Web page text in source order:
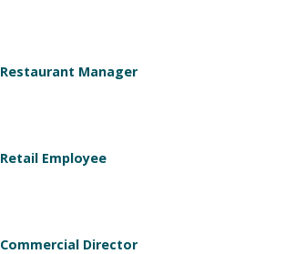
Restaurant Manager
Retail Employee
Commercial Director